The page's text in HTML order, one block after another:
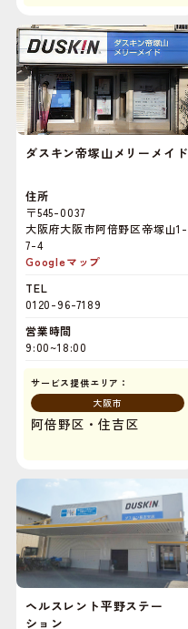
ダスキン帝塚山メリーメイド
住所
〒545-0037
大阪府大阪市阿倍野区帝塚山1-
7-4
Googleマップ
TEL
0120-96-7189
営業時間
9:00~18:00
サービス提供エリア：
大阪市
阿倍野区・住吉区
ヘルスレント平野ステー
ション